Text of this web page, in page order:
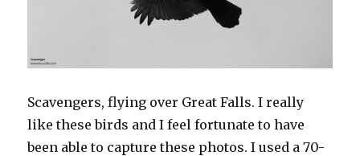
Scavengers, flying over Great Falls. I really
like these birds and I feel fortunate to have
been able to capture these photos. I used a 70-